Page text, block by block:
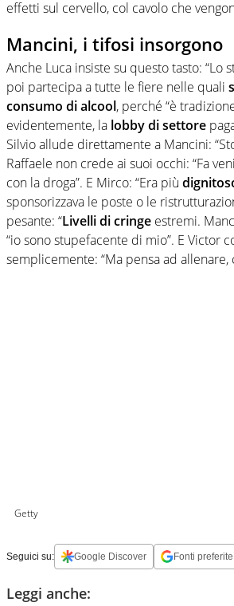
effetti sul cervello, col cavolo che
Mancini, i tifosi insorgono
Anche Luca insiste su questo tasto: “Lo
poi partecipa a tutte le fiere nelle quali
consumo di alcool, perché “è
evidentemente, la lobby di settore
Silvio allude direttamente a Mancini:
Raffaele non crede ai suoi occhi: “Fa
con la droga”. E Mirco: “Era più
sponsorizzava le poste o le
pesante: “Livelli di cringe estremi.
“io sono stupefacente di mio”. E Victor
semplicemente: “Ma pensa ad allenare,
Getty
Seguici su: Google Discover Fonti preferite
Leggi anche: